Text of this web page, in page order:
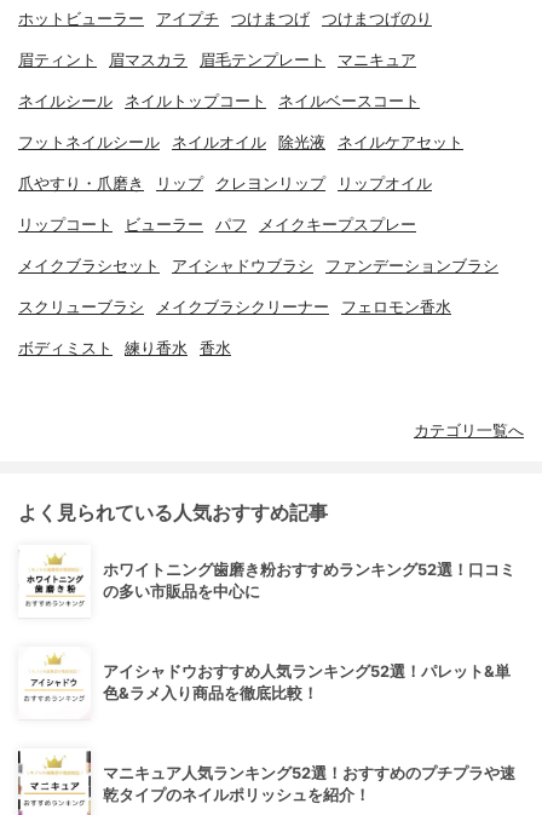
ホットビューラー アイプチ つけまつげ つけまつげのり
眉ティント 眉マスカラ 眉毛テンプレート マニキュア
ネイルシール ネイルトップコート ネイルベースコート
フットネイルシール ネイルオイル 除光液 ネイルケアセット
爪やすり・爪磨き リップ クレヨンリップ リップオイル
リップコート ビューラー パフ メイクキープスプレー
メイクブラシセット アイシャドウブラシ ファンデーションブラシ
スクリューブラシ メイクブラシクリーナー フェロモン香水
ボディミスト 練り香水 香水
カテゴリ一覧へ
よく見られている人気おすすめ記事
ホワイトニング歯磨き粉おすすめランキング52選！口コミ
の多い市販品を中心に
アイシャドウおすすめ人気ランキング52選！パレット&単
色&ラメ入り商品を徹底比較！
マニキュア人気ランキング52選！おすすめのプチプラや速
乾タイプのネイルポリッシュを紹介！